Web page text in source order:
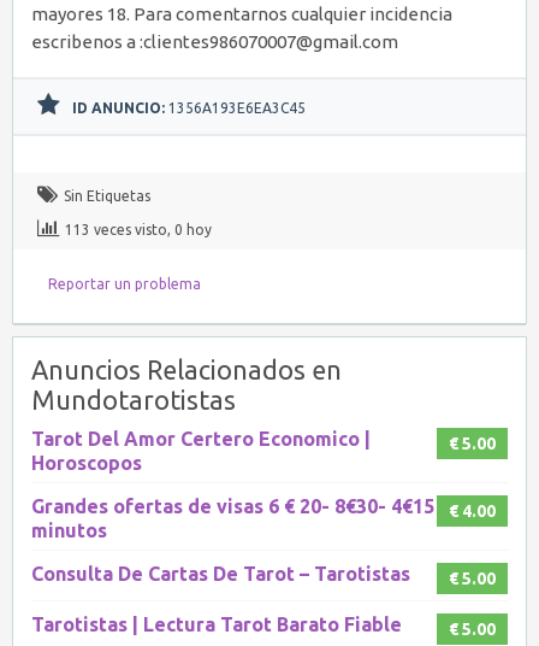
mayores 18. Para comentarnos cualquier incidencia
escribenos a :clientes986070007@gmail.com
ID ANUNCIO: 1356A193E6EA3C45
Sin Etiquetas
113 veces visto, 0 hoy
Reportar un problema
Anuncios Relacionados en
Mundotarotistas
€ 5.00
Tarot Del Amor Certero Economico |
Horoscopos
€ 4.00
Grandes ofertas de visas 6 € 20- 8€30- 4€15
minutos
€ 5.00
Consulta De Cartas De Tarot – Tarotistas
€ 5.00
Tarotistas | Lectura Tarot Barato Fiable